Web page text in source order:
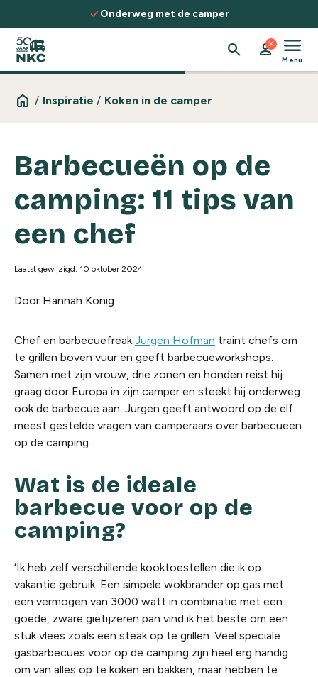
Spring naar de inhoud
checkOnderweg met de camper
search person
close menu
Menu
home / Inspiratie / Koken in de camper
Barbecueën op de
camping: 11 tips van
een chef
Laatst gewijzigd: 10 oktober 2024
Door Hannah König
Chef en barbecuefreakJurgen Hofman traint chefs om
te grillen boven vuur en geeft barbecueworkshops.
Samen met zijn vrouw, drie zonen en honden reist hij
graag door Europa in zijn camper en steekt hij onderweg
ook de barbecue aan. Jurgen geeft antwoord op de elf
meest gestelde vragen van camperaars over barbecueën
op de camping.
Wat is de ideale
barbecue voor op de
camping?
‘Ik heb zelf verschillende kooktoestellen die ik op
vakantie gebruik. Een simpele wokbrander op gas met
een vermogen van 3000 watt in combinatie met een
goede, zware gietijzeren pan vind ik het beste om een
stuk vlees zoals een steak op te grillen. Veel speciale
gasbarbecues voor op de camping zijn heel erg handig
om van alles op te koken en bakken, maar hebben te